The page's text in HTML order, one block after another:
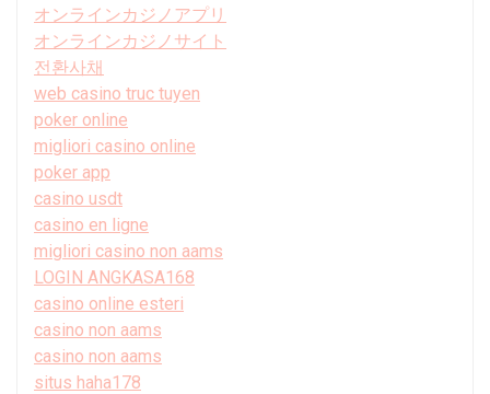
オンラインカジノアプリ
オンラインカジノサイト
전환사채
web casino truc tuyen
poker online
migliori casino online
poker app
casino usdt
casino en ligne
migliori casino non aams
LOGIN ANGKASA168
casino online esteri
casino non aams
casino non aams
situs haha178